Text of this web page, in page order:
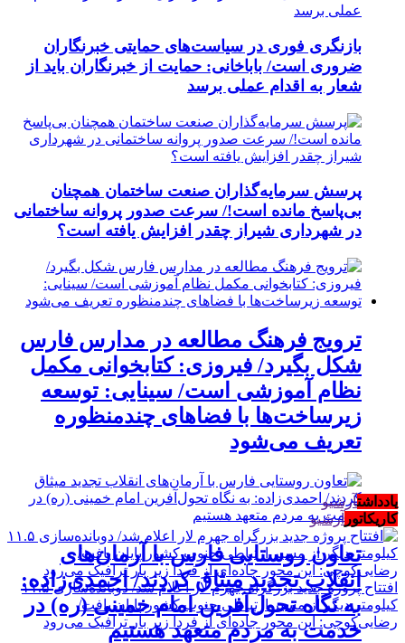
بازنگری فوری در سیاست‌های حمایتی خبرنگاران
ضروری است/ باباخانی: حمایت از خبرنگاران باید از
شعار به اقدام عملی برسد
پرسش سرمایه‌گذاران صنعت ساختمان همچنان
بی‌پاسخ مانده است!/ سرعت صدور پروانه ساختمانی
در شهرداری شیراز چقدر افزایش یافته است؟
ترویج فرهنگ مطالعه در مدارس فارس
شکل بگیرد/ فیروزی: کتابخوانی مکمل
نظام آموزشی است/ سینایی: توسعه
زیرساخت‌ها با فضاهای چندمنظوره
تعریف می‌شود
تعاون روستایی فارس با آرمان‌های
انقلاب تجدید میثاق کردند/ احمدی‌زاده:
به نگاه تحول‌آفرین امام خمینی (ره) در
خدمت به مردم متعهد هستیم
یادداشتآرشیو
کاریکاتور آرشیو
افتتاح پروژه جدید بزرگراه جهرم لار اعلام شد/ دوبانده‌سازی ۱۱.۵
کیلومتر دیگر از مسیر ارتباطی جنوب کشور پایان یافت/
رضایی‌کوچی: این محور جاده‌ای از فردا زیر بار ترافیک می‌رود